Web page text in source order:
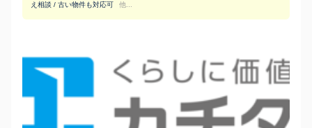
え相談 / 古い物件も対応可
他...